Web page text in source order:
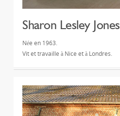
Sharon Lesley Jones
Née en 1963.
Vit et travaille à Nice et à Londres.